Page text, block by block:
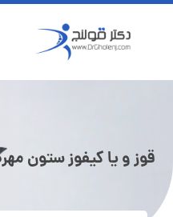
قوز و یا کیفوز ستون